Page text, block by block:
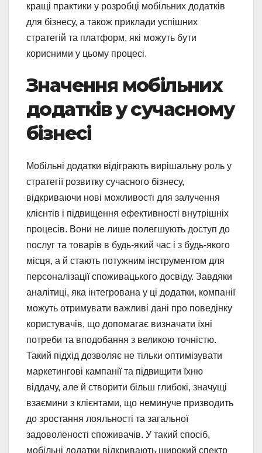
кращі практики у розробці мобільних додатків
для бізнесу, а також приклади успішних
стратегій та платформ, які можуть бути
корисними у цьому процесі.
Значення мобільних
додатків у сучасному
бізнесі
Мобільні додатки відіграють вирішальну роль у
стратегії розвитку сучасного бізнесу,
відкриваючи нові можливості для залучення
клієнтів і підвищення ефективності внутрішніх
процесів. Вони не лише полегшують доступ до
послуг та товарів в будь-який час і з будь-якого
місця, а й стають потужним інструментом для
персоналізації споживацького досвіду. Завдяки
аналітиці, яка інтегрована у ці додатки, компанії
можуть отримувати важливі дані про поведінку
користувачів, що допомагає визначати їхні
потреби та вподобання з великою точністю.
Такий підхід дозволяє не тільки оптимізувати
маркетингові кампанії та підвищити їхню
віддачу, але й створити більш глибокі, значущі
взаємини з клієнтами, що неминуче призводить
до зростання лояльності та загальної
задоволеності споживачів. У такий спосіб,
мобільні додатки відкривають широкий спектр